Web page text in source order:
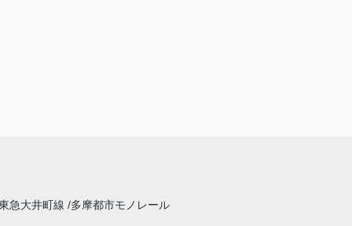
急大井町線
多摩都市モノレール